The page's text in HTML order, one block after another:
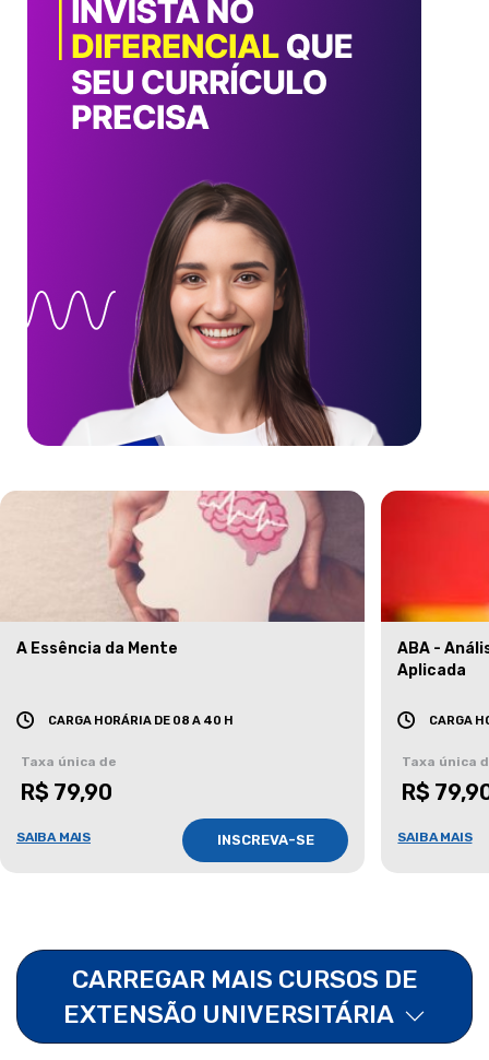
A Essência da Mente
CARGA HORÁRIA DE 08 A 40 H
Taxa única de
R$ 79,90
SAIBA MAIS INSCREVA-SE
ABA -
Aplicada
CARGA
Taxa única
R$
SAIBA MAIS
CARREGAR MAIS CURSOS DE
EXTENSÃO UNIVERSITÁRIA